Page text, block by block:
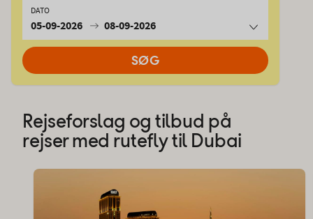
DATO
05-09-2026 08-09-2026
SØG
Rejseforslag og tilbud på
rejser med rutefly til Dubai